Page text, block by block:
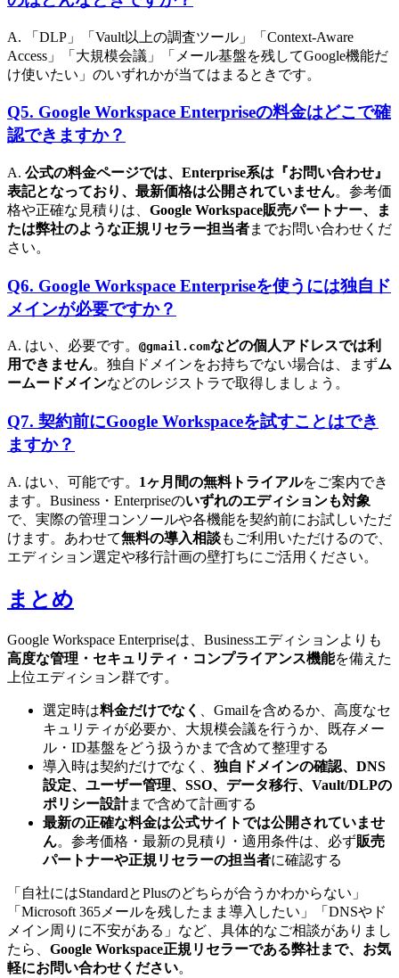
A. 「DLP」「Vault以上の調査ツール」「Context-Aware
Access」「大規模会議」「メール基盤を残してGoogle機能だ
け使いたい」のいずれかが当てはまるときです。
Q5. Google Workspace Enterpriseの料金はどこで確
認できますか？
A. 公式の料金ページでは、Enterprise系は『お問い合わせ』
表記となっており、最新価格は公開されていません。参考価
格や正確な見積りは、 Google Workspace販売パートナー、ま
たは弊社のような正規リセラー担当者までお問い合わせくだ
さい。
Q6. Google Workspace Enterpriseを使うには独自ド
メインが必要ですか？
A. はい、必要です。 @gmail.comなどの個人アドレスでは利
用できません。独自ドメインをお持ちでない場合は、まずム
ームードメインなどのレジストラで取得しましょう。
Q7. 契約前にGoogle Workspaceを試すことはでき
ますか？
A. はい、可能です。 1ヶ月間の無料トライアルをご案内でき
ます。Business・Enterpriseのいずれのエディションも対象
で、実際の管理コンソールや各機能を契約前にお試しいただ
けます。あわせて無料の導入相談もご利用いただけるので、
エディション選定や移行計画の壁打ちにご活用ください。
まとめ
Google Workspace Enterpriseは、Businessエディションよりも
高度な管理・セキュリティ・コンプライアンス機能を備えた
上位エディション群です。
選定時は料金だけでなく
、Gmailを含めるか、高度なセ
キュリティが必要か、大規模会議を行うか、既存メー
ル・ID基盤をどう扱うかまで含めて整理する
導入時は契約だけでなく、 独自ドメインの確認、DNS
設定、ユーザー管理、SSO、データ移行、Vault/DLPの
ポリシー設計まで含めて計画する
最新の正確な料金は公式サイトでは公開されていませ
ん。参考価格・最新の見積り・適用条件は、必ず販売
パートナーや正規リセラーの担当者に確認する
「自社にはStandardとPlusのどちらが合うかわからない」
「Microsoft 365メールを残したまま導入したい」「DNSやド
メイン周りに不安がある」など、具体的なご相談がありまし
たら、 Google Workspace正規リセラーである弊社まで、お気
軽にお問い合わせください。